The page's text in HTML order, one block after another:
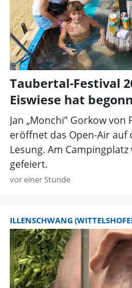
Taubertal-Festival
Eiswiese hat
Jan „Monchi” Gorkow von
eröffnet das Open-Air
Lesung. Am
gefeiert.
vor einer Stunde
ILLENSCHWANG